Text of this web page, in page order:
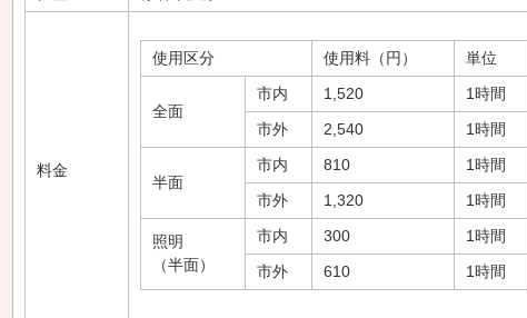
料金
使用区分 使用料（円） 単位
全面
市内 1,520
1時間
市外
2,540 1時間
半面
市内 810
1時間
市外
1,320 1時間
照明
（半面）
市内 300
1時間
市外
610 1時間